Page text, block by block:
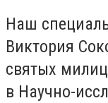
Наш
Виктория
святых
в Научно-